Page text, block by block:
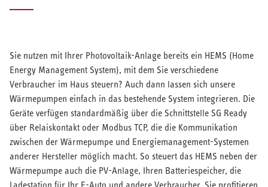
Sie nutzen mit Ihrer Photovoltaik-Anlage bereits ein HEMS (Home
Energy Management System), mit dem Sie verschiedene
Verbraucher im Haus steuern? Auch dann lassen sich unsere
Wärmepumpen einfach in das bestehende System integrieren. Die
Geräte verfügen standardmäßig über die Schnittstelle SG Ready
über Relaiskontakt oder Modbus TCP, die die Kommunikation
zwischen der Wärmepumpe und Energiemanagement-Systemen
anderer Hersteller möglich macht. So steuert das HEMS neben der
Wärmepumpe auch die PV-Anlage, Ihren Batteriespeicher, die